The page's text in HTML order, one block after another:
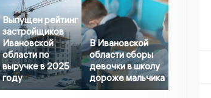
Выпущен рейтинг
застройщиков
Ивановской
области по
выручке в 2025
году
В Ивановской
области сборы
девочки в школу
дороже мальчика